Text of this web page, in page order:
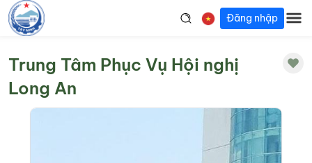
Đăng nhập
Trung Tâm Phục Vụ Hội nghị
Long An